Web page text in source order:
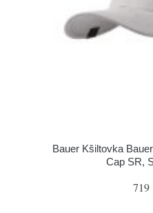
Bauer Kšiltovka
Cap SR,